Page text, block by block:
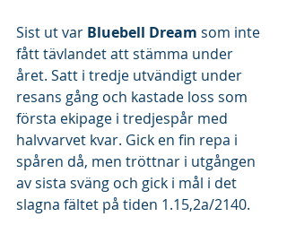
Sist ut var Bluebell Dream som inte
fått tävlandet att stämma under
året. Satt i tredje utvändigt under
resans gång och kastade loss som
första ekipage i tredjespår med
halvvarvet kvar. Gick en fin repa i
spåren då, men tröttnar i utgången
av sista sväng och gick i mål i det
slagna fältet på tiden 1.15,2a/2140.